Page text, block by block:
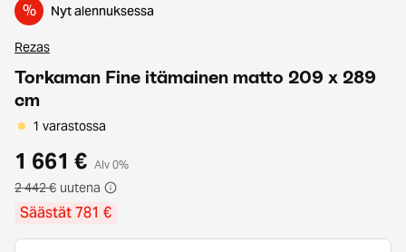
% Nyt alennuksessa
Rezas
Torkaman Fine itämainen matto 209 x 289
cm
1 varastossa
1 661 € Alv 0%
2 442 € uutena
Säästät 781 €